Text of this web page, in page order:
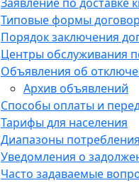
Типовые формы
Порядок заключения
Центры обслуживания
Объявления об
Архив объявлений
Способы оплаты и
Тарифы для населения
Диапазоны потребления
Уведомления о
Часто задаваемые